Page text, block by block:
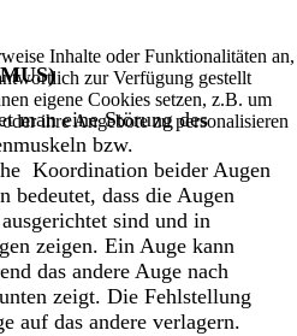
man eine Störung des
bzw.
Koordination beider Augen
bedeutet, dass die Augen
sind und in
zeigen. Ein Auge kann
das andere Auge nach
zeigt. Die Fehlstellung
auf das andere verlagern.
Inhalte oder Funktionalitäten an,
zur Verfügung gestellt
eigene Cookies setzen, z.B. um
ihre Angebote zu personalisieren